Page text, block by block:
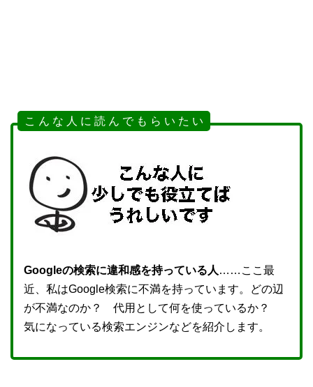
こ ん な 人 に 読 ん で も ら い た い
Googleの検索に違和感を持っている人 ……ここ最
近、私はGoogle検索に不満を持っています。どの辺
が不満なのか？ 代用として何を使っているか？
気になっている検索エンジンなどを紹介します。